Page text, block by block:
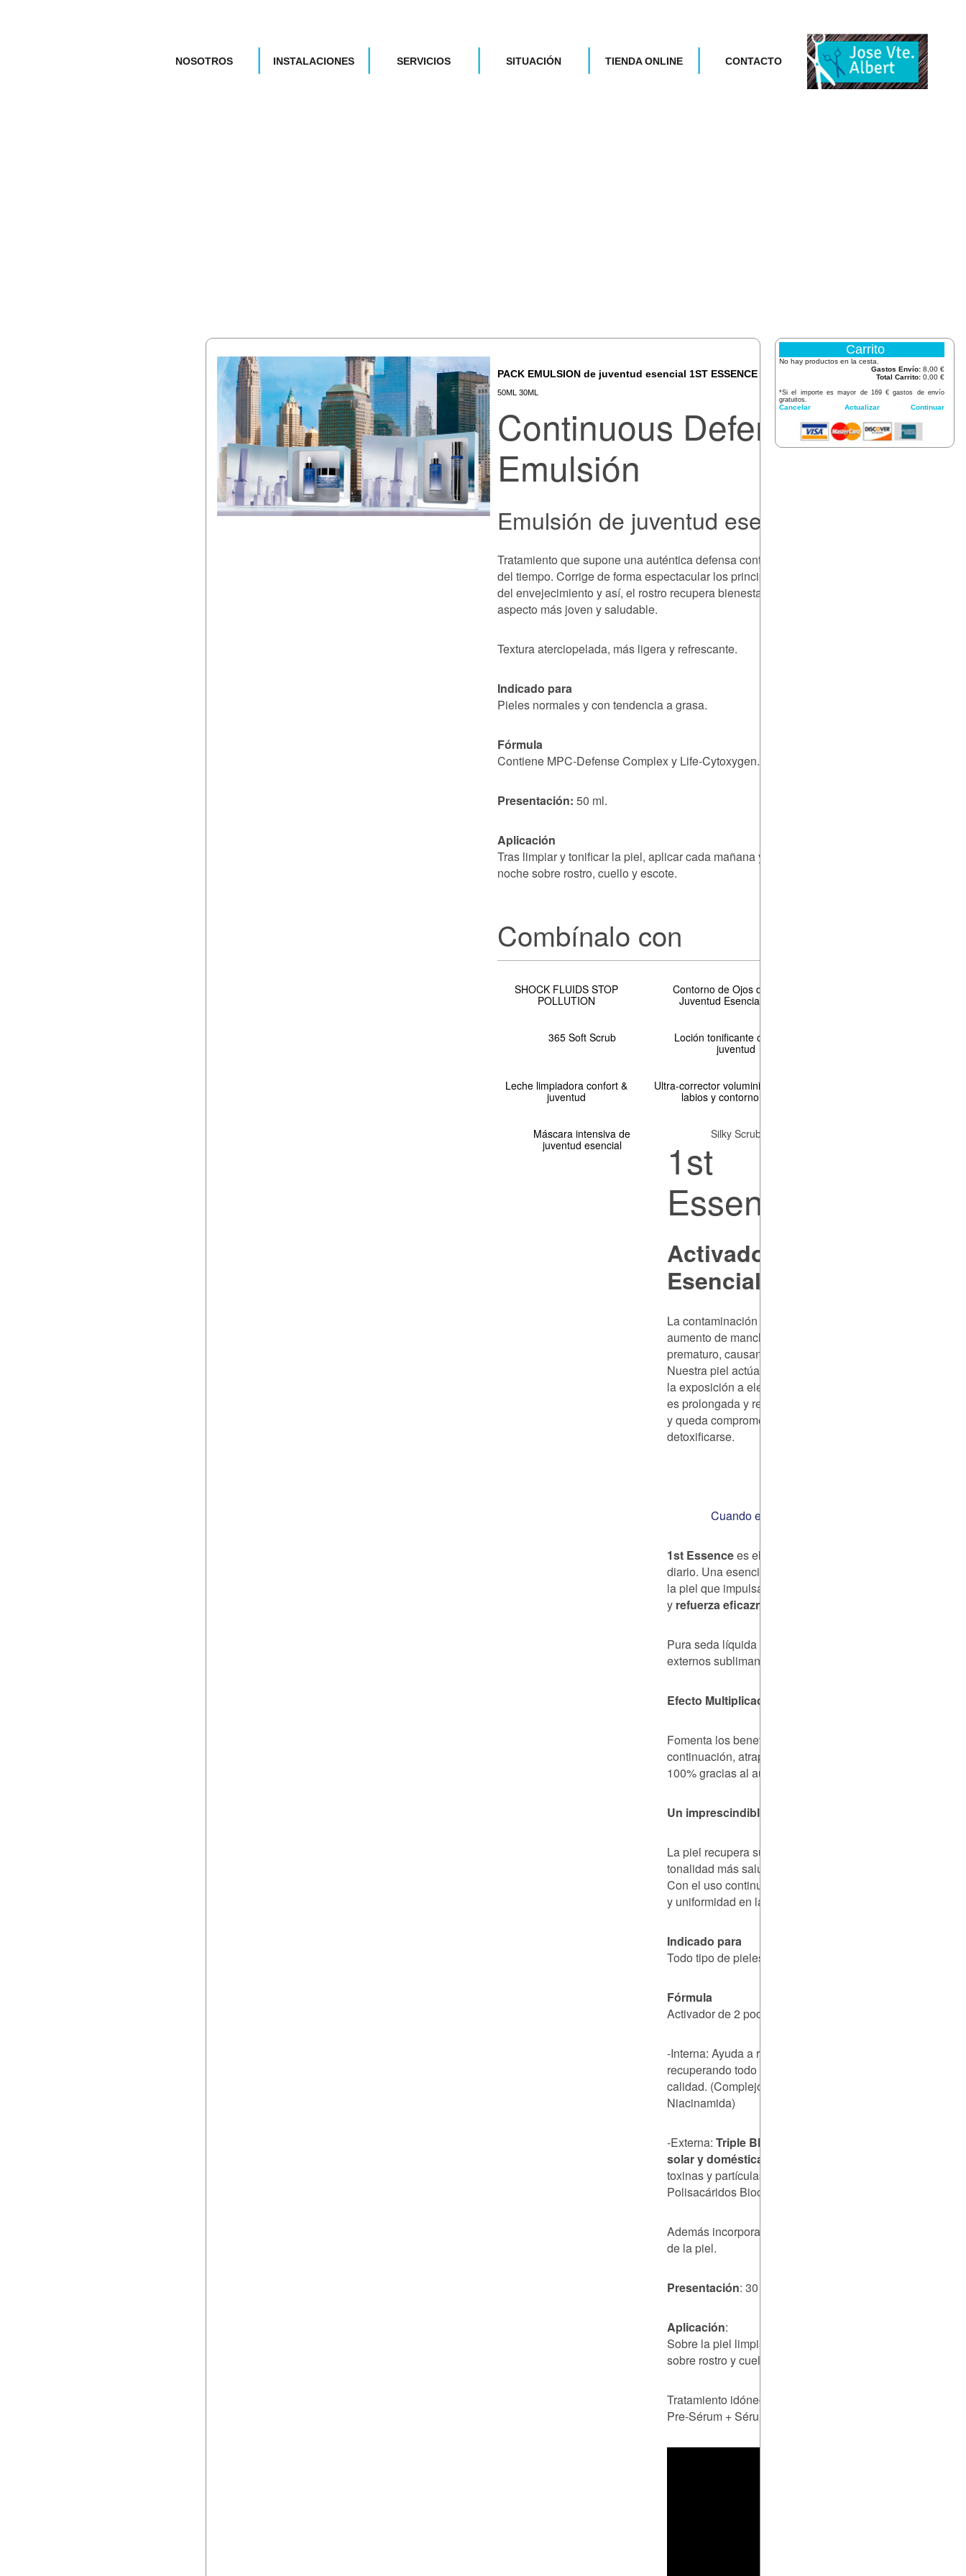
NOSOTROS INSTALACIONES SERVICIOS SITUACIÓN TIENDA ONLINE CONTACTO
PACK EMULSION de juventud esencial 1ST ESSENCE
50ML 30ML
Continuous Defense
Emulsión
Emulsión de juventud esencial
Tratamiento que supone una auténtica defensa contra el paso
del tiempo. Corrige de forma espectacular los principales signos
del envejecimiento y así, el rostro recupera bienestar, un
aspecto más joven y saludable.
Textura aterciopelada, más ligera y refrescante.
Indicado para
Pieles normales y con tendencia a grasa.
Fórmula
Contiene MPC-Defense Complex y Life-Cytoxygen.
Presentación: 50 ml.
Aplicación
Tras limpiar y tonificar la piel, aplicar cada mañana y cada
noche sobre rostro, cuello y escote.
Combínalo con
SHOCK FLUIDS STOP
POLLUTION
Contorno de Ojos de
Juventud Esencial
365 Soft Scrub
Loción tonificante confort &
juventud
Leche limpiadora confort &
juventud
Ultra-corrector voluminizador
labios y contorno
Máscara intensiva de
juventud esencial
Silky Scrub
1st
Essence
Activador Defensas
Esenciales de la Piel
La contaminación está directamente relacionada con el
aumento de manchas oscuras, sequedad, envejecimiento
prematuro, causando alteraciones como eczemas o acné.
Nuestra piel actúa como barrera física e inmunológica.
la exposición a elevados niveles de contaminación
es prolongada y repetitiva, sobrepasa su capacidad de
y queda comprometida su habilidad para protegerse y
detoxificarse.
Cuando el mejor ataque es una buena defensa
1st Essencees el primer gesto de belleza en nuestro
diario. Una esencia sublimadora de las capas más
la piel que impulsa la eficacia de los tratamientos
y refuerza eficazmente las defensas de la piel
Pura seda líquida que defiende el rostro de los agresores
externos sublimando la piel.
Efecto Multiplicador de Eficacia
Fomenta los beneficios de los ingredientes aplicados a
continuación, atrapándolos e incrementando su
100% gracias al aumento de la permeabilidad de la piel.
Un imprescindible para urbanitas
La piel recupera su mejor aspecto; luminosa, lisa y con
tonalidad más saludable.
Con el uso continuado se aprecia una mayor firmeza,
y uniformidad en la tez.
Indicado para
Todo tipo de pieles.
Fórmula
Activador de 2 poderosas líneas de defensa:
-Interna: Ayuda a reforzar el sistema de autodefensa
recuperando todo su equilibrio, color, perfección, confort y
calidad. (Complejo Probiótico, MPC-Defense Complex y
Niacinamida)
-Externa: Triple Blindaje Anti-Contaminación
solar y doméstica.
toxinas y partículas contaminantes en la piel. (
Polisacáridos Biocompatibles
Además incorpora Glicolípidos que aumentan la
de la piel.
Presentación: 30 ml.
Aplicación:
Sobre la piel limpia y tonificada, aplicar mañana y/o noche
sobre rostro y cuello antes del tratamiento habitual.
Tratamiento idóneo:
Pre-Sérum + Sérum + Crema / Emulsión + Protector
Carrito
No hay productos en la cesta.
Gastos Envío: 8,00 €
Total Carrito: 0,00 €
*Si el importe es mayor de 169 € gastos de envío
gratuitos.
Cancelar Actualizar Continuar